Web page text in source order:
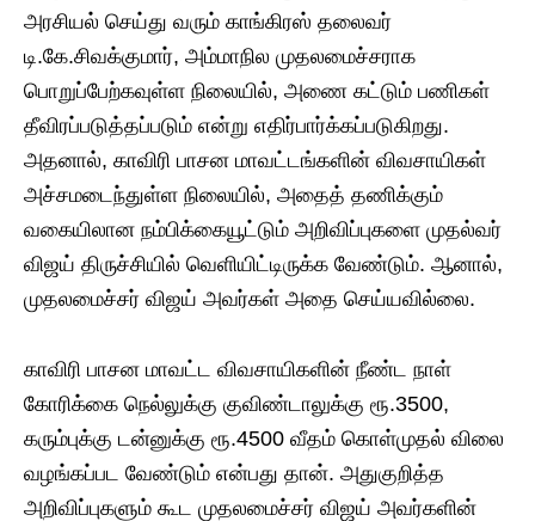
அரசியல் செய்து வரும் காங்கிரஸ் தலைவர்
டி.கே.சிவக்குமார், அம்மாநில முதலமைச்சராக
பொறுப்பேற்கவுள்ள நிலையில், அணை கட்டும் பணிகள்
தீவிரப்படுத்தப்படும் என்று எதிர்பார்க்கப்படுகிறது.
அதனால், காவிரி பாசன மாவட்டங்களின் விவசாயிகள்
அச்சமடைந்துள்ள நிலையில், அதைத் தணிக்கும்
வகையிலான நம்பிக்கையூட்டும் அறிவிப்புகளை முதல்வர்
விஜய் திருச்சியில் வெளியிட்டிருக்க வேண்டும். ஆனால்,
முதலமைச்சர் விஜய் அவர்கள் அதை செய்யவில்லை.
காவிரி பாசன மாவட்ட விவசாயிகளின் நீண்ட நாள்
கோரிக்கை நெல்லுக்கு குவிண்டாலுக்கு ரூ.3500,
கரும்புக்கு டன்னுக்கு ரூ.4500 வீதம் கொள்முதல் விலை
வழங்கப்பட வேண்டும் என்பது தான். அதுகுறித்த
அறிவிப்புகளும் கூட முதலமைச்சர் விஜய் அவர்களின்